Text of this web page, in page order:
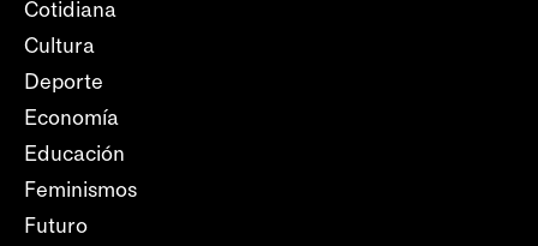
Cotidiana
Cultura
Deporte
Economía
Educación
Feminismos
Futuro